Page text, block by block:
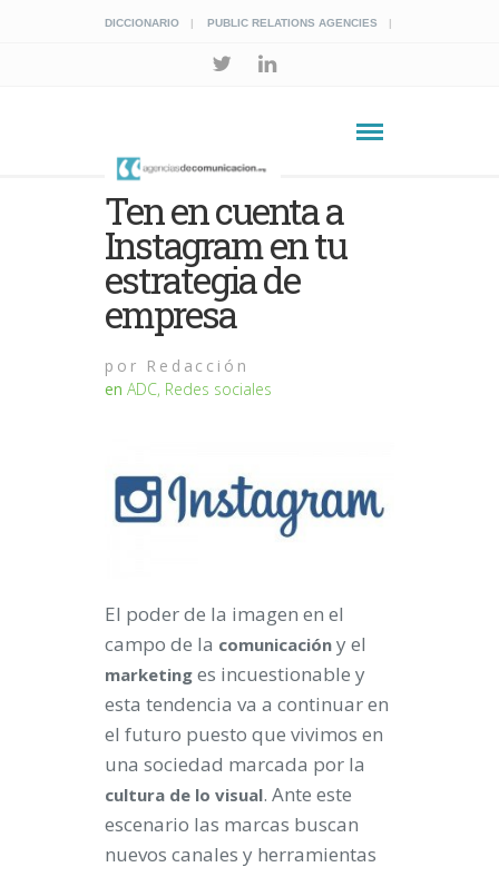
DICCIONARIO PUBLIC RELATIONS AGENCIES
Ten en cuenta a
Instagram en tu
estrategia de
empresa
por Redacción
en ADC, Redes sociales
El poder de la imagen en el
campo de la comunicación y el
marketing es incuestionable y
esta tendencia va a continuar en
el futuro puesto que vivimos en
una sociedad marcada por la
cultura de lo visual. Ante este
escenario las marcas buscan
nuevos canales y herramientas